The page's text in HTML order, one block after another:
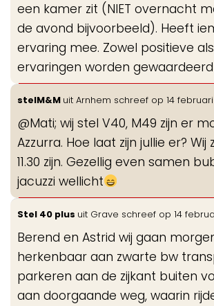
een kamer zit (NIET overnacht
de avond bijvoorbeeld). Heeft
ervaring mee. Zowel positieve
ervaringen worden gewaardeerd
stelM&M uit Arnhem schreef op 14
@Mati; wij stel V40, M49 zijn er
Azzurra. Hoe laat zijn jullie er?
11.30 zijn. Gezellig even samen
jacuzzi wellicht
Stel 40 plus uit Grave schreef op 14
Berend en Astrid wij gaan
herkenbaar aan zwarte bw
parkeren aan de zijkant buiten
aan doorgaande weg, waarin